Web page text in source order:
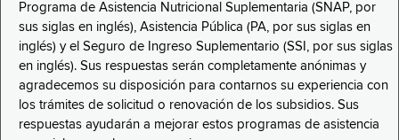
Programa de Asistencia Nutricional Suplementaria (SNAP, por
sus siglas en inglés), Asistencia Pública (PA, por sus siglas en
inglés) y el Seguro de Ingreso Suplementario (SSI, por sus siglas
en inglés). Sus respuestas serán completamente anónimas y
agradecemos su disposición para contarnos su experiencia con
los trámites de solicitud o renovación de los subsidios. Sus
respuestas ayudarán a mejorar estos programas de asistencia